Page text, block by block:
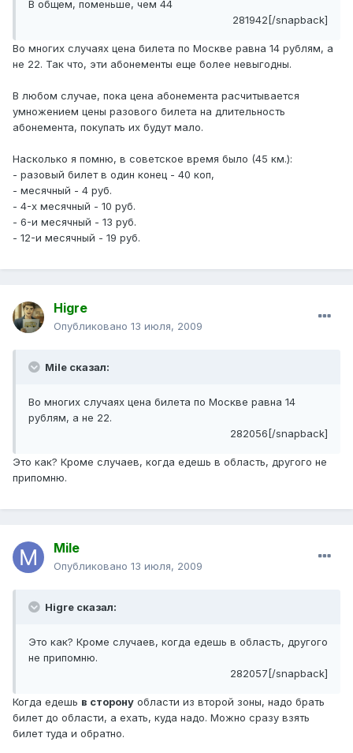
В общем, поменьше, чем 44
281942[/snapback]
Во многих случаях цена билета по Москве равна 14 рублям, а
не 22. Так что, эти абонементы еще более невыгодны.
В любом случае, пока цена абонемента расчитывается
умножением цены разового билета на длительность
абонемента, покупать их будут мало.
Насколько я помню, в советское время было (45 км.):
- разовый билет в один конец - 40 коп,
- месячный - 4 руб.
- 4-х месячный - 10 руб.
- 6-и месячный - 13 руб.
- 12-и месячный - 19 руб.
Higre
Опубликовано 13 июля, 2009
Mile сказал:
Во многих случаях цена билета по Москве равна 14
рублям, а не 22.
282056[/snapback]
Это как? Кроме случаев, когда едешь в область, другого не
припомню.
Mile
Опубликовано 13 июля, 2009
Higre сказал:
Это как? Кроме случаев, когда едешь в область, другого
не припомню.
282057[/snapback]
Когда едешь в сторону области из второй зоны, надо брать
билет до области, а ехать, куда надо. Можно сразу взять
билет туда и обратно.